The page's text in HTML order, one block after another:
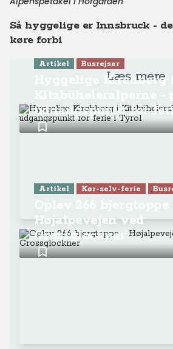
Så hyggelige er Innsbruck -
køre forbi
Læs mere
Artikel Busrejser
Hyggelige Kirchberg i
udgangspunkt for
Artikel Kør-selv-ferie
Højalpevejen ved
Grossglockner